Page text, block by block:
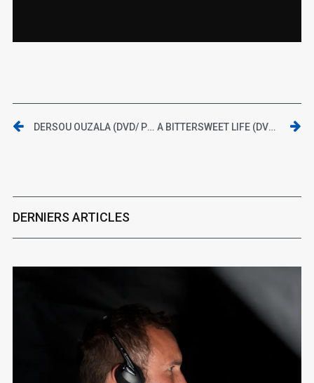
DERSOU OUZALA (DVD/ POTEMKINE – AGNÈS B DVD) A BITTERSWEET LIFE (DVD/ STUDIOCANAL)
DERNIERS ARTICLES